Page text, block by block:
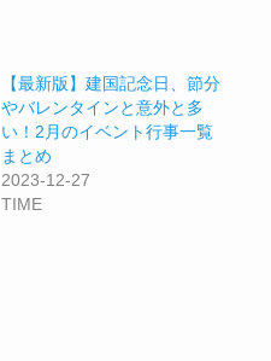
【最新版】建国記念日、節分
やバレンタインと意外と多
い！2月のイベント行事一覧
まとめ
2023-12-27
TIME